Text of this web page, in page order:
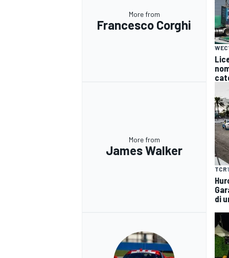
More from
Francesco Corghi
WEC
More from
James Walker
TCR
di